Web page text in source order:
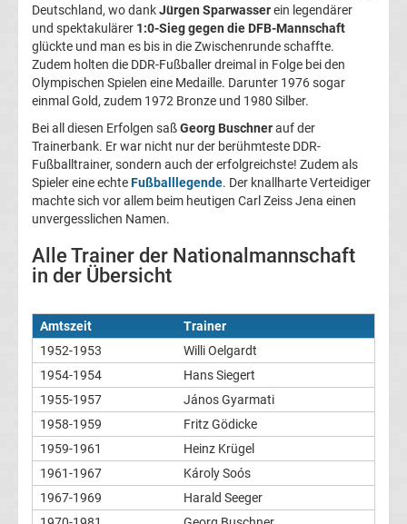
deutschen
Bundestrainer
Frauen
Alle
FIFA-
Alle
FIFA
Welttrainer
des
Jahres
Deutschland, wo dankJürgen Sparwasserein legendärer
und spektakulärer 1:0-Sieg gegen die DFB-Mannschaft
glückte und man es bis in die Zwischenrunde schaffte.
Zudem holten die DDR-Fußballer dreimal in Folge bei den
Olympischen Spielen eine Medaille. Darunter 1976 sogar
einmal Gold, zudem 1972 Bronze und 1980 Silber.
Bei all diesen Erfolgen saßGeorg Buschnerauf der
Trainerbank. Er war nicht nur der berühmteste DDR-
Fußballtrainer, sondern auch der erfolgreichste! Zudem als
Spieler eine echteFußballlegende. Der knallharte Verteidiger
machte sich vor allem beim heutigen Carl Zeiss Jena einen
unvergesslichen Namen.
Alle Trainer der Nationalmannschaft
in der Übersicht
Amtszeit
Trainer
1952-1953
Willi Oelgardt
1954-1954
Hans Siegert
1955-1957
János Gyarmati
1958-1959
Fritz Gödicke
1959-1961
Heinz Krügel
1961-1967
Károly Soós
1967-1969
Harald Seeger